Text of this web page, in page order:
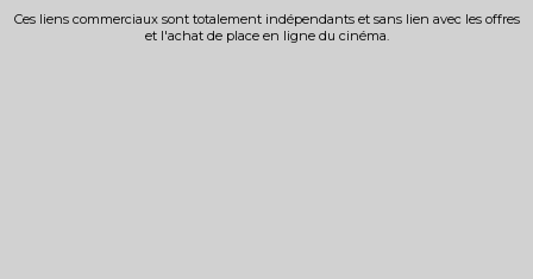
Ces liens commerciaux sont totalement indépendants et sans lien avec les offres
et l'achat de place en ligne du cinéma.